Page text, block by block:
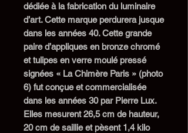
dédiée à la fabrication du luminaire
d’art.Cettemarque perdurera jusque
dans les années 40. Cette grande
paire d’appliques en bronze chromé
ettulipes en verre moulé pressé
signées « La Chimère Paris » (photo
6) fut conçue et commercialisée
dans les années 30 par Pierre Lux.
Elles mesurent 26,5 cm de hauteur,
20 cm de saillie et pèsent 1,4 kilo